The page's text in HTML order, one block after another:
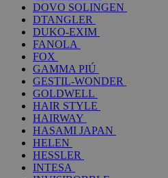
DOVO SOLINGEN
DTANGLER
DUKO-EXIM
FANOLA
FOX
GAMMA PIÚ
GESTIL-WONDER
GOLDWELL
HAIR STYLE
HAIRWAY
HASAMI JAPAN
HELEN
HESSLER
INTESA